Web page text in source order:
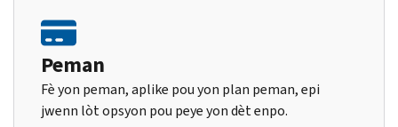
Peman
Fè yon peman, aplike pou yon plan peman, epi
jwenn lòt opsyon pou peye yon dèt enpo.